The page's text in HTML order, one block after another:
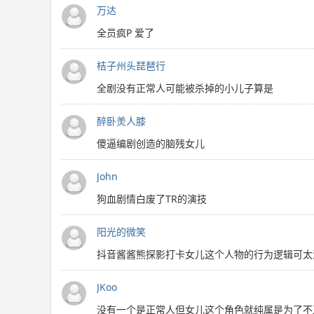
万达
全员疯P 爱了
桔子州头琵琶行
全剧没有正常人可能被杀掉的小儿子算是
醉卧羙人膝
傻逼编剧创造的脑残女儿
John
狗血剧情白废了TR的演技
阳光的微笑
抖音酱酱熊探影打卡女儿这个人物的行为逻辑可
JKoo
没有一个是正常人但女儿这个角色就纯属是为了